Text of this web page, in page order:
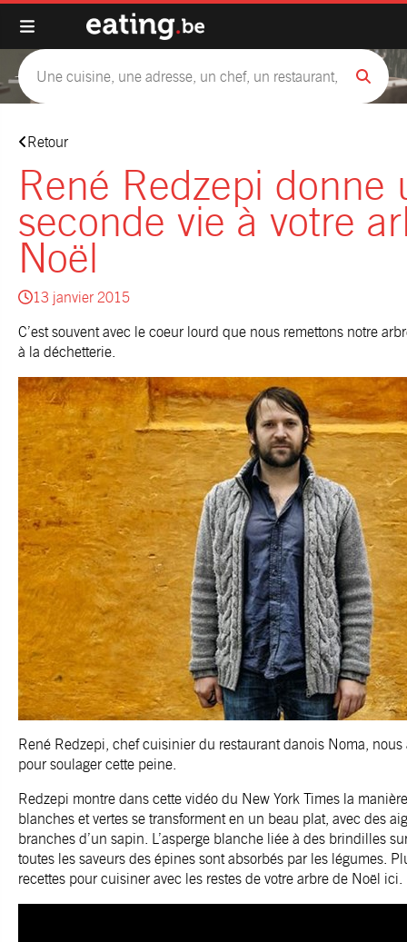
Retour
René Redzepi donne
seconde vie à votre
Noël
13 janvier 2015
C’est souvent avec le coeur lourd que nous remettons notre
à la déchetterie.
René Redzepi, chef cuisinier du restaurant danois Noma,
pour soulager cette peine.
Redzepi montre dans cette vidéo du New York Times la
blanches et vertes se transforment en un beau plat, avec des
branches d’un sapin. L’asperge blanche liée à des brindilles
toutes les saveurs des épines sont absorbés par les légumes.
recettes pour cuisiner avec les restes de votre arbre de Noël ici